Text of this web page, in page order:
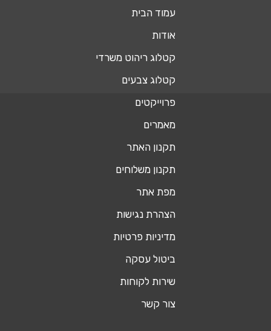
עמוד הבית
אודות
קטלוג ריהוט משרדי
קטלוג צבעים
פרוייקטים
מאמרים
תקנון האתר
תקנון משלוחים
מפת אתר
הצהרת נגישות
מדיניות פרטיות
ביטול עסקה
שירות לקוחות
צור קשר